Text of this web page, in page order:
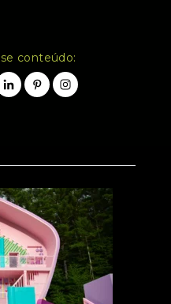
conteúdo: